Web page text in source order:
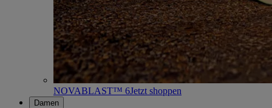
NOVABLAST™ 6Jetzt shoppen
Damen